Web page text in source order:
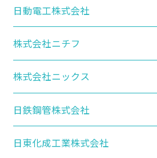
日動電工株式会社
株式会社ニチフ
株式会社ニックス
日鉄鋼管株式会社
日東化成工業株式会社